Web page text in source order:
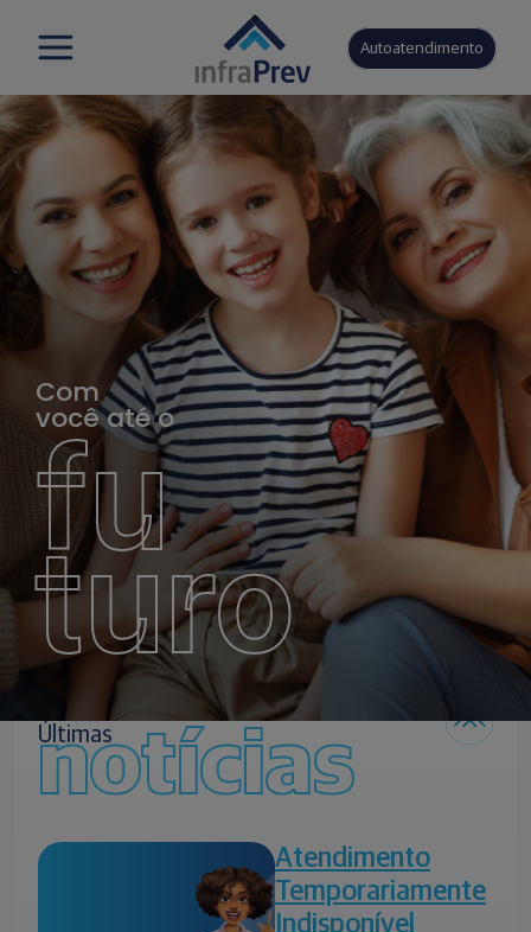
Autoatendimento
Com
você até o
fu
turo
Últimas
notícias
Atendimento
Temporariamente
Indisponível